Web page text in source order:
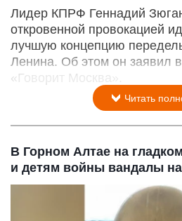
Лидер КПРФ Геннадий
откровенной провокацией
лучшую концепцию
Ленина. Об этом он заявил в
«Говорит Москва».
Читать
В Горном Алтае на
и детям войны вандалы